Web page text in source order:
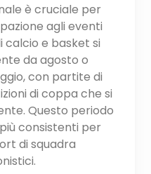
è cruciale per
agli eventi
calcio e basket si
da agosto o
con partite di
di coppa che si
Questo periodo
consistenti per
di squadra